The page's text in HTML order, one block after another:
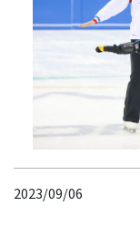
2023/09/06